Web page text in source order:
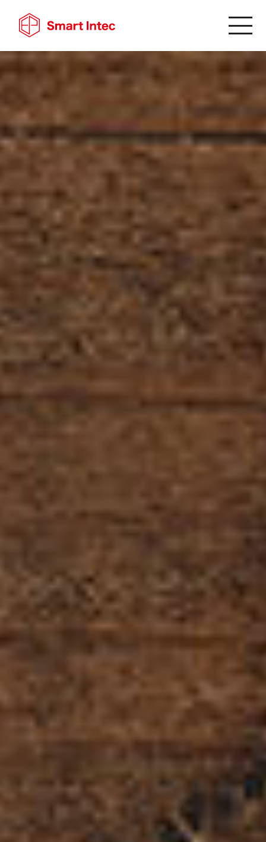
Top
トップ
Philosophy
企業理念
Service
Products
製品概要
Member
Company
会社概要
Contact
お問い合わせ